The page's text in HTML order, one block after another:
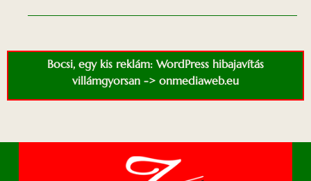
Bocsi, egy kis reklám: WordPress hibajavítás
villámgyorsan -> onmediaweb.eu